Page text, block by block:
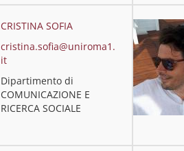
CRISTINA SOFIA
cristina.sofia@uniroma1.
it
Dipartimento di
COMUNICAZIONE E
RICERCA SOCIALE